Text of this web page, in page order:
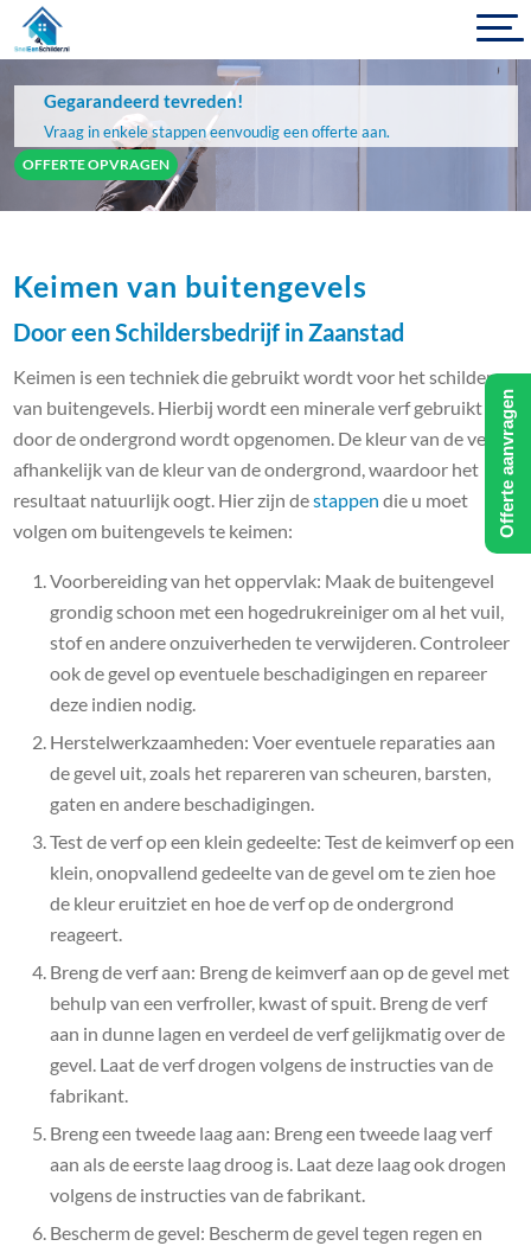
Gegarandeerd tevreden!
Vraag in enkele stappen eenvoudig een offerte aan.
OFFERTE OPVRAGEN
Keimen van buitengevels
Door een Schildersbedrijf in Zaanstad
Keimen is een techniek die gebruikt wordt voor het schilderen
van buitengevels. Hierbij wordt een minerale verf gebruikt die
door de ondergrond wordt opgenomen. De kleur van de verf is
afhankelijk van de kleur van de ondergrond, waardoor het
resultaat natuurlijk oogt. Hier zijn destappen die u moet
volgen om buitengevels te keimen:
Voorbereiding van het oppervlak: Maak de buitengevel
grondig schoon met een hogedrukreiniger om al het vuil,
stof en andere onzuiverheden te verwijderen. Controleer
ook de gevel op eventuele beschadigingen en repareer
deze indien nodig.
Herstelwerkzaamheden: Voer eventuele reparaties aan
de gevel uit, zoals het repareren van scheuren, barsten,
gaten en andere beschadigingen.
Test de verf op een klein gedeelte: Test de keimverf op een
klein, onopvallend gedeelte van de gevel om te zien hoe
de kleur eruitziet en hoe de verf op de ondergrond
reageert.
Breng de verf aan: Breng de keimverf aan op de gevel met
behulp van een verfroller, kwast of spuit. Breng de verf
aan in dunne lagen en verdeel de verf gelijkmatig over de
gevel. Laat de verf drogen volgens de instructies van de
fabrikant.
Breng een tweede laag aan: Breng een tweede laag verf
aan als de eerste laag droog is. Laat deze laag ook drogen
volgens de instructies van de fabrikant.
Bescherm de gevel: Bescherm de gevel tegen regen en
Offerte aanvragen